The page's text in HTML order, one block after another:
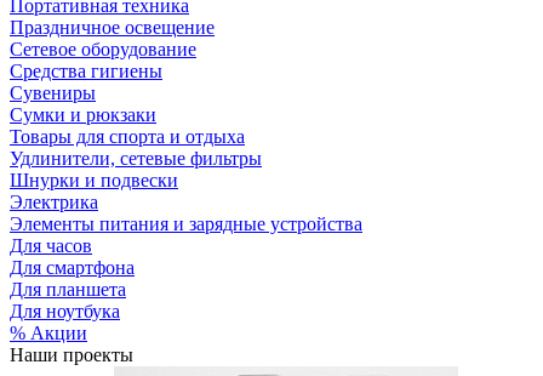
Портативная техника
Праздничное освещение
Сетевое оборудование
Средства гигиены
Сувениры
Сумки и рюкзаки
Товары для спорта и отдыха
Удлинители, сетевые фильтры
Шнурки и подвески
Электрика
Элементы питания и зарядные устройства
Для часов
Для смартфона
Для планшета
Для ноутбука
% Акции
Наши проекты